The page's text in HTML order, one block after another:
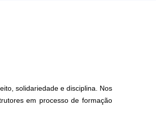
solidariedade e disciplina. Nos
em processo de formação